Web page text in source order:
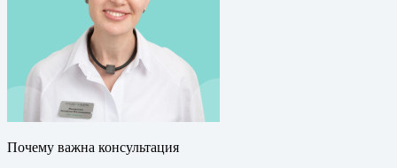
Почему важна консультация